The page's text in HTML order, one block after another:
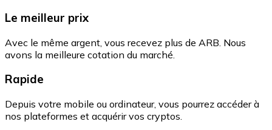
Le meilleur prix
Avec le même argent, vous recevez plus de ARB. Nous
avons la meilleure cotation du marché.
Rapide
Depuis votre mobile ou ordinateur, vous pourrez accéder à
nos plateformes et acquérir vos cryptos.